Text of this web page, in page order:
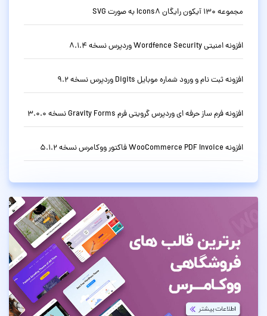
مجموعه 130 آیکون رایگان Icons8 به صورت SVG
افزونه امنیتی Wordfence Security وردپرس نسخه 8.1.4
افزونه ثبت نام و ورود شماره موبایل Digits وردپرس نسخه 9.2
افزونه فرم ساز حرفه ای وردپرس گرویتی فرم Gravity Forms نسخه 3.0.0
افزونه WooCommerce PDF Invoice فاکتور ووکامرس نسخه 5.1.2